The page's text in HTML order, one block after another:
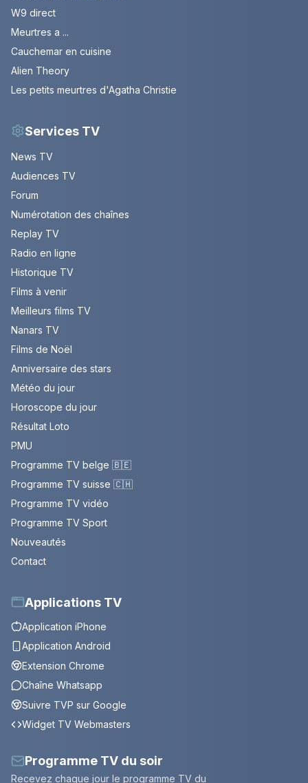
W9 direct
Meurtres a ...
Cauchemar en cuisine
Alien Theory
Les petits meurtres d'Agatha Christie
Services TV
News TV
Audiences TV
Forum
Numérotation des chaînes
Replay TV
Radio en ligne
Historique TV
Films à venir
Meilleurs films TV
Nanars TV
Films de Noël
Anniversaire des stars
Météo du jour
Horoscope du jour
Résultat Loto
PMU
Programme TV belge 🇧🇪
Programme TV suisse 🇨🇭
Programme TV vidéo
Programme TV Sport
Nouveautés
Contact
Applications TV
Application iPhone
Application Android
Extension Chrome
Chaîne Whatsapp
Suivre TVP sur Google
Widget TV Webmasters
Programme TV du soir
Recevez chaque jour le programme TV du